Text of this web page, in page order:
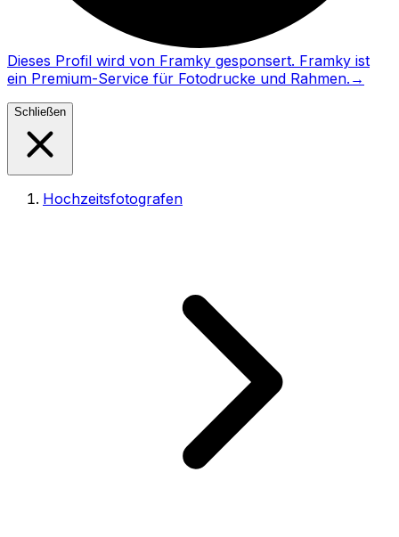
Dieses Profil wird von Framky gesponsert. Framky ist
ein Premium-Service für Fotodrucke und Rahmen. →
Schließen
Hochzeitsfotografen